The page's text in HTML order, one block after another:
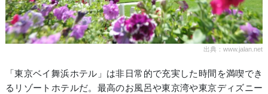
出典：www.jalan.net
「東京ベイ舞浜ホテル」は非日常的で充実した時間を満喫でき
るリゾートホテルだ。最高のお風呂や東京湾や東京ディズニー